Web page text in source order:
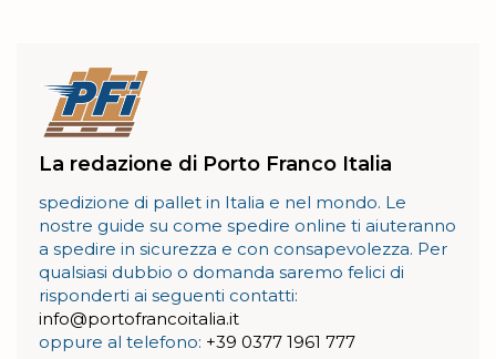
La redazione di Porto Franco Italia
spedizione di pallet in Italia e nel mondo. Le
nostre guide su come spedire online ti aiuteranno
a spedire in sicurezza e con consapevolezza. Per
qualsiasi dubbio o domanda saremo felici di
risponderti ai seguenti contatti:
info@portofrancoitalia.it
oppure al telefono: +39 0377 1961 777